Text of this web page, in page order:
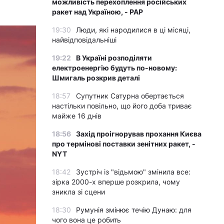
можливість перехоплення російських
ракет над Україною, - PAP
19:30
Люди, які народилися в ці місяці,
найвідповідальніші
19:22
В Україні розподіляти
електроенергію будуть по-новому:
Шмигаль розкрив деталі
18:57
Супутник Сатурна обертається
настільки повільно, що його доба триває
майже 16 днів
18:56 Захід проігнорував прохання Києва
про термінові поставки зенітних ракет, -
NYT
18:42
Зустріч із "відьмою" змінила все:
зірка 2000-х вперше розкрила, чому
зникла зі сцени
18:30
Румунія змінює течію Дунаю: для
чого вона це робить